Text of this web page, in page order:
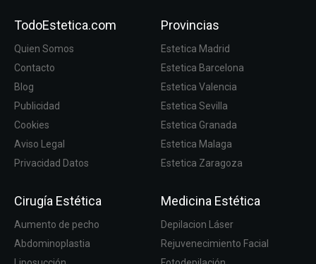
TodoEstetica.com
Quien Somos
Contacto
Blog
Publicidad
Cookies
Aviso Legal
Privacidad Datos
Provincias
Estetica Madrid
Estetica Barcelona
Estetica Valencia
Estetica Sevilla
Estetica Granada
Estetica Malaga
Estetica Zaragoza
Cirugía Estética
Aumento de pecho
Abdominoplastia
Medicina Estética
Depilacion Láser
Rejuvenecimiento Facial